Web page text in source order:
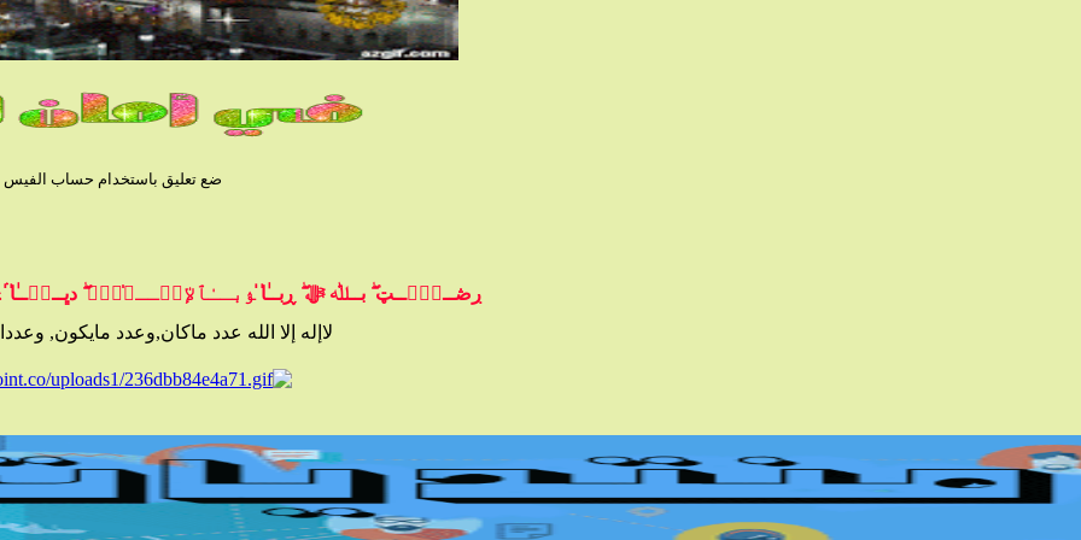
ضع تعليق باستخدام حساب الفيس بوك
ڔڞــﯧْۧــټ ۖ بــﷲ ﷻ ۖ ڕبــٰ̍ا̍ ﯣبــٰٱ̍ﻹڛۣــﻼ̍ۙمۭ
لاإله إلا الله عدد ماكان,وعدد مايكون,